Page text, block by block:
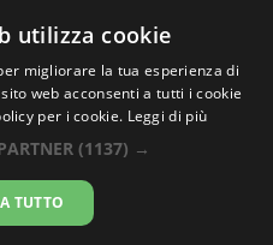
.co
Ambunti
utilizza cookie
migliorare la tua esperienza di
web acconsenti a tutti i cookie
per i cookie. Leggi di più
(1137) →
TUTTO